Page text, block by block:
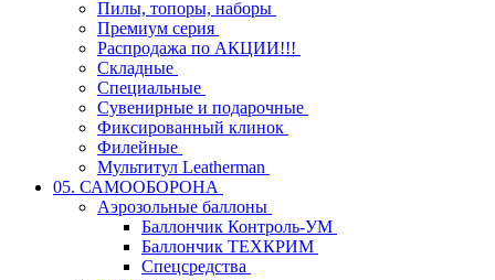
Пилы, топоры, наборы
Премиум серия
Распродажа по АКЦИИ!!!
Складные
Специальные
Сувенирные и подарочные
Фиксированный клинок
Филейные
Мультитул Leatherman
05. САМООБОРОНА
Аэрозольные баллоны
Баллончик Контроль-УМ
Баллончик ТЕХКРИМ
Спецсредства